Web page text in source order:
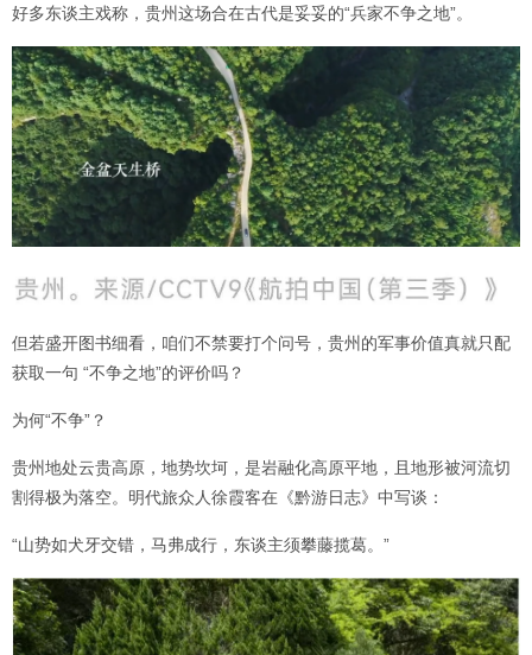
好多东谈主戏称，贵州这场合在古代是妥妥的“兵家不争之地”。
但若盛开图书细看，咱们不禁要打个问号，贵州的军事价值真就只配
获取一句 “不争之地”的评价吗？
为何“不争”？
贵州地处云贵高原，地势坎坷，是岩融化高原平地，且地形被河流切
割得极为落空。明代旅众人徐霞客在《黔游日志》中写谈：
“山势如犬牙交错，马弗成行，东谈主须攀藤揽葛。”